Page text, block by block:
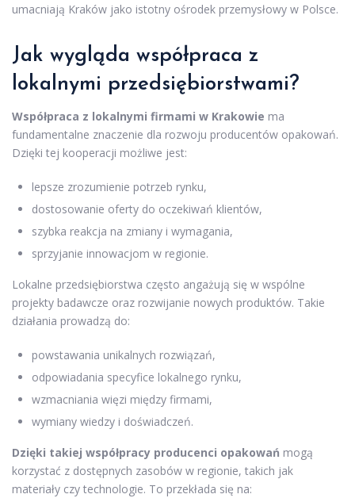
umacniają Kraków jako istotny ośrodek przemysłowy w Polsce.
Jak wygląda współpraca z
lokalnymi przedsiębiorstwami?
Współpraca z lokalnymi firmami w Krakowie ma
fundamentalne znaczenie dla rozwoju producentów opakowań.
Dzięki tej kooperacji możliwe jest:
lepsze zrozumienie potrzeb rynku,
dostosowanie oferty do oczekiwań klientów,
szybka reakcja na zmiany i wymagania,
sprzyjanie innowacjom w regionie.
Lokalne przedsiębiorstwa często angażują się w wspólne
projekty badawcze oraz rozwijanie nowych produktów. Takie
działania prowadzą do:
powstawania unikalnych rozwiązań,
odpowiadania specyfice lokalnego rynku,
wzmacniania więzi między firmami,
wymiany wiedzy i doświadczeń.
Dzięki takiej współpracy producenci opakowań mogą
korzystać z dostępnych zasobów w regionie, takich jak
materiały czy technologie. To przekłada się na: